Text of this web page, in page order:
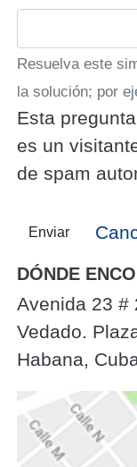
Resuelva este
la solución; por
Esta
es un
de spam
Enviar
DÓNDE
Avenida 23 #
Vedado.
Habana,